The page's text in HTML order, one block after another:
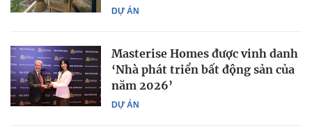
DỰ ÁN
DỰ ÁN
Masterise Homes được vinh danh
‘Nhà phát triển bất động sản của
năm 2026’